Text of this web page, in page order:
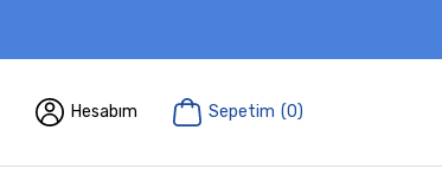
Hesabım Sepetim (0)